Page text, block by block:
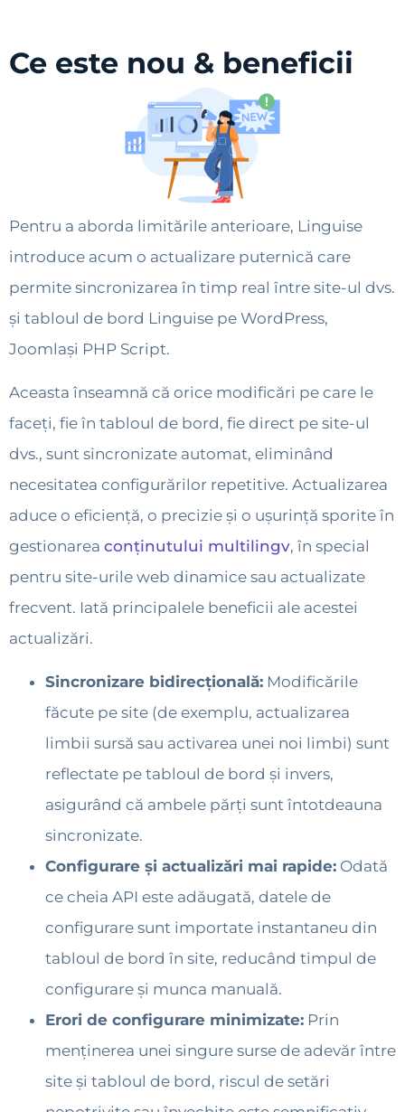
Ce este nou & beneficii
Pentru a aborda limitările anterioare, Linguise
introduce acum o actualizare puternică care
permite sincronizarea în timp real între site-ul dvs.
și tabloul de bord Linguise pe WordPress,
Joomlași PHP Script.
Aceasta înseamnă că orice modificări pe care le
faceți, fie în tabloul de bord, fie direct pe site-ul
dvs., sunt sincronizate automat, eliminând
necesitatea configurărilor repetitive. Actualizarea
aduce o eficiență, o precizie și o ușurință sporite în
gestionarea conținutului multilingv, în special
pentru site-urile web dinamice sau actualizate
frecvent. Iată principalele beneficii ale acestei
actualizări.
Sincronizare bidirecțională: Modificările
făcute pe site (de exemplu, actualizarea
limbii sursă sau activarea unei noi limbi) sunt
reflectate pe tabloul de bord și invers,
asigurând că ambele părți sunt întotdeauna
sincronizate.
Configurare și actualizări mai rapide: Odată
ce cheia API este adăugată, datele de
configurare sunt importate instantaneu din
tabloul de bord în site, reducând timpul de
configurare și munca manuală.
Erori de configurare minimizate: Prin
menținerea unei singure surse de adevăr între
site și tabloul de bord, riscul de setări